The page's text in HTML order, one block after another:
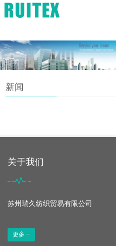
lucas@szhruitex.com
新闻
关于我们
苏州瑞久纺织贸易有限公司
更多 +